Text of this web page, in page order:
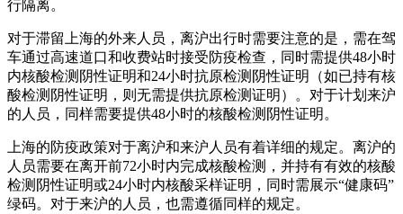
行隔离。
对于滞留上海的外来人员，离沪出行时需要注意的是，需在驾
车通过高速道口和收费站时接受防疫检查，同时需提供48小时
内核酸检测阴性证明和24小时抗原检测阴性证明（如已持有核
酸检测阴性证明，则无需提供抗原检测证明）。对于计划来沪
的人员，同样需要提供48小时的核酸检测阴性证明。
上海的防疫政策对于离沪和来沪人员有着详细的规定。离沪的
人员需要在离开前72小时内完成核酸检测，并持有有效的核酸
检测阴性证明或24小时内核酸采样证明，同时需展示“健康码”
绿码。对于来沪的人员，也需遵循同样的规定。